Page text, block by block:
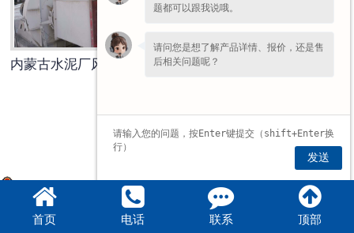
内蒙古水泥厂风机改造项目 23F锅炉风机改造案例
首页 电话 联系 顶部
豫公网安备 41072102000703号
题都可以跟我说哦。
请问您是想了解产品详情、报价，还是售
后相关问题呢？
发送